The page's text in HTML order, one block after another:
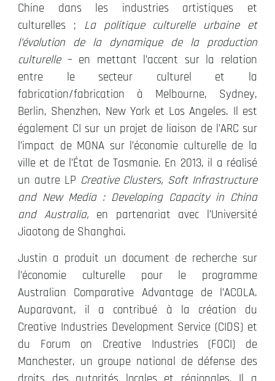
Chine dans les industries artistiques et
culturelles ; La politique culturelle urbaine et
l’évolution de la dynamique de la production
culturelle– en mettant l’accent sur la relation
entre le secteur culturel et la
fabrication/fabrication à Melbourne, Sydney,
Berlin, Shenzhen, New York et Los Angeles. Il est
également CI sur un projet de liaison de l’ARC sur
l’impact de MONA sur l’économie culturelle de la
ville et de l’État de Tasmanie. En 2013, il a réalisé
un autre LP Creative Clusters, Soft Infrastructure
and New Media : Developing Capacity in China
and Australia, en partenariat avec l’Université
Jiaotong de Shanghai.
Justin a produit un document de recherche sur
l’économie culturelle pour le programme
Australian Comparative Advantage de l’ACOLA.
Auparavant, il a contribué à la création du
Creative Industries Development Service (CIDS) et
du Forum on Creative Industries (FOCI) de
Manchester, un groupe national de défense des